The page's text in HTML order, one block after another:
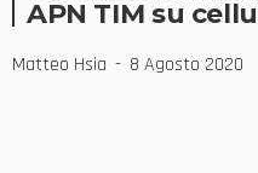
APN TIM su
Matteo Hsia 8 Agosto 2020